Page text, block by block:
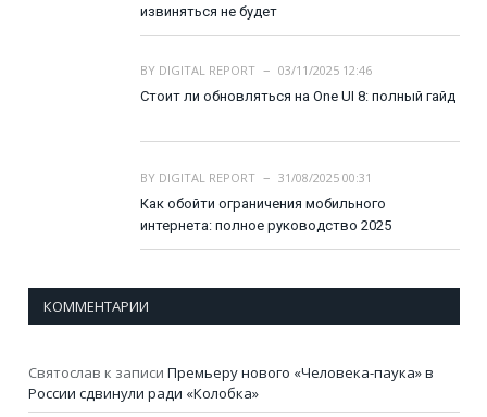
извиняться не будет
BY DIGITAL REPORT
03/11/2025 12:46
Стоит ли обновляться на One UI 8: полный гайд
BY DIGITAL REPORT
31/08/2025 00:31
Как обойти ограничения мобильного
интернета: полное руководство 2025
КОММЕНТАРИИ
Святослав к записи Премьеру нового «Человека-паука» в
России сдвинули ради «Колобка»